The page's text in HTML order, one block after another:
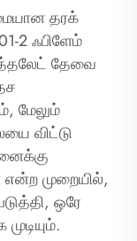
தரக்
2 ஃபிளேம்
தேவை
மேலும்
விட்டு
முறையில்,
ஒரே